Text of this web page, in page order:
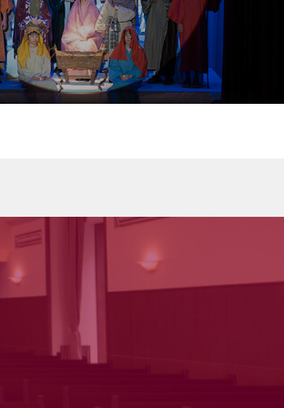
学校・高等学校